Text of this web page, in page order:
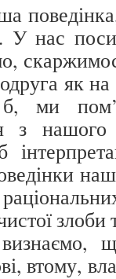
У нас
як
б, ми
з
злоби
втому,